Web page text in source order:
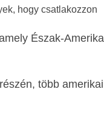
hogy csatlakozzon
Észak-Amerika
több amerikai